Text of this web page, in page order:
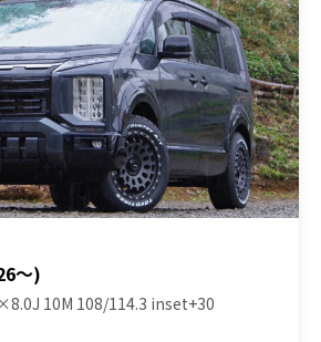
～)
10M 108/114.3 inset+30